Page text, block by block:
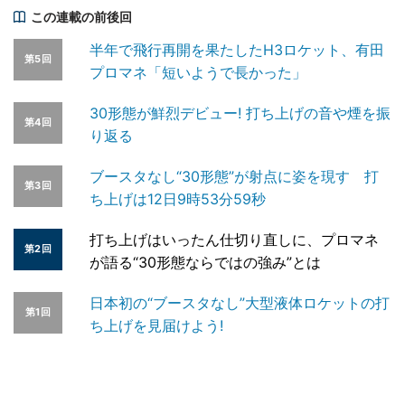
この連載の前後回
第5回
半年で飛行再開を果たしたH3ロケット、有田
プロマネ「短いようで長かった」
第4回
30形態が鮮烈デビュー! 打ち上げの音や煙を振
り返る
第3回
ブースタなし“30形態”が射点に姿を現す 打
ち上げは12日9時53分59秒
第2回
打ち上げはいったん仕切り直しに、プロマネ
が語る“30形態ならではの強み”とは
第1回
日本初の“ブースタなし”大型液体ロケットの打
ち上げを見届けよう!